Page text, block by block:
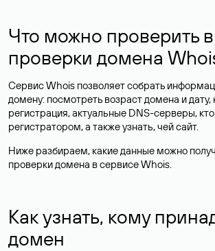
Что можно проверить
проверки домена
Сервис Whois позволяет собрать
домену: посмотреть возраст домена и дату,
регистрация, актуальные DNS-серверы,
регистратором, а также узнать, чей сайт.
Ниже разбираем, какие данные можно
проверки домена в сервисе Whois.
Как узнать, кому
домен